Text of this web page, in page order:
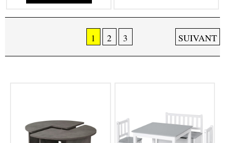
1 2 3 SUIVANT